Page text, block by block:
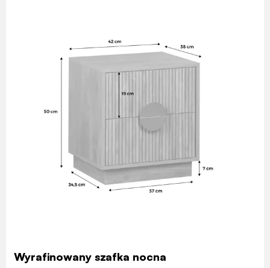
Wyrafinowany szafka nocna